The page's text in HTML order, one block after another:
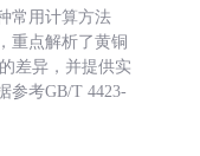
常用计算方法
重点解析了黄铜
差异，并提供实
参考GB/T 4423-